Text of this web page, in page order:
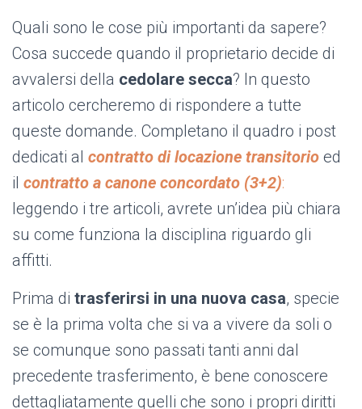
Quali sono le cose più importanti da sapere?
Cosa succede quando il proprietario decide di
avvalersi della cedolare secca? In questo
articolo cercheremo di rispondere a tutte
queste domande. Completano il quadro i post
dedicati al contratto di locazione transitorio ed
il contratto a canone concordato (3+2):
leggendo i tre articoli, avrete un’idea più chiara
su come funziona la disciplina riguardo gli
affitti.
Prima di trasferirsi in una nuova casa, specie
se è la prima volta che si va a vivere da soli o
se comunque sono passati tanti anni dal
precedente trasferimento, è bene conoscere
dettagliatamente quelli che sono i propri diritti